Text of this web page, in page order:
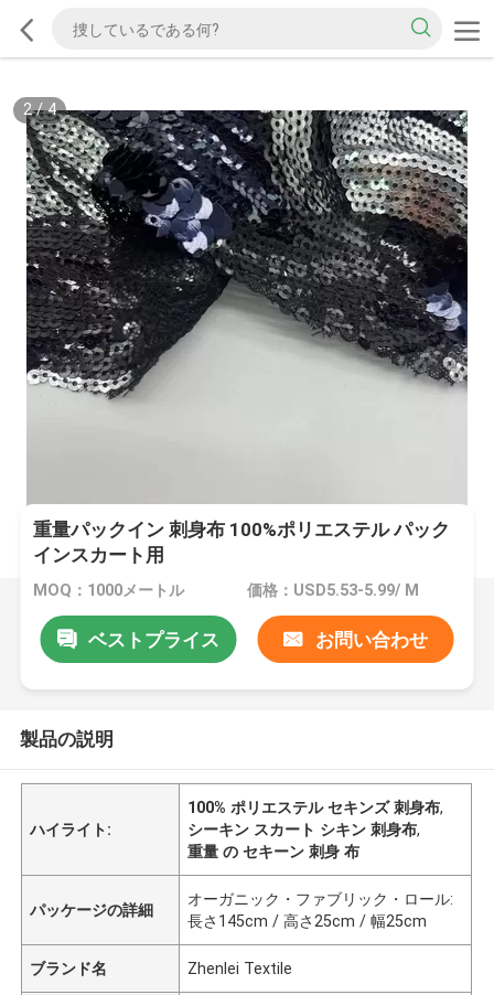
2/4
重量パックイン 刺身布 100%ポリエステル パック
インスカート用
MOQ：1000メートル 価格：USD5.53-5.99/ M
ベストプライス お問い合わせ
製品の説明
ハイライト:
100% ポリエステル セキンズ 刺身布,
シーキン スカート シキン 刺身布,
重量 の セキーン 刺身 布
パッケージの詳細
オーガニック・ファブリック・ロール:
長さ145cm / 高さ25cm / 幅25cm
ブランド名 Zhenlei Textile